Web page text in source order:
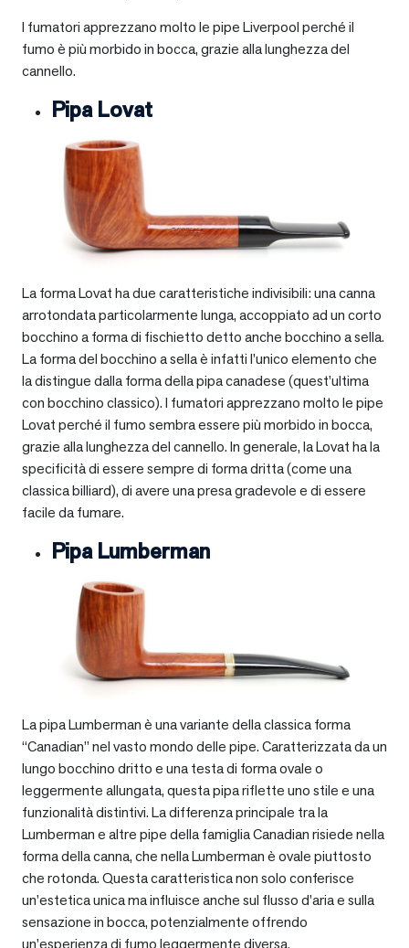
I fumatori apprezzano molto le pipe Liverpool perché il
fumo è più morbido in bocca, grazie alla lunghezza del
cannello.
Pipa Lovat
La forma Lovat ha due caratteristiche indivisibili: una canna
arrotondata particolarmente lunga, accoppiato ad un corto
bocchino a forma di fischietto detto anche bocchino a sella.
La forma del bocchino a sella è infatti l’unico elemento che
la distingue dalla forma della pipa canadese (quest’ultima
con bocchino classico). I fumatori apprezzano molto le pipe
Lovat perché il fumo sembra essere più morbido in bocca,
grazie alla lunghezza del cannello. In generale, la Lovat ha la
specificità di essere sempre di forma dritta (come una
classica billiard), di avere una presa gradevole e di essere
facile da fumare.
Pipa Lumberman
La pipa Lumberman è una variante della classica forma
“Canadian” nel vasto mondo delle pipe. Caratterizzata da un
lungo bocchino dritto e una testa di forma ovale o
leggermente allungata, questa pipa riflette uno stile e una
funzionalità distintivi. La differenza principale tra la
Lumberman e altre pipe della famiglia Canadian risiede nella
forma della canna, che nella Lumberman è ovale piuttosto
che rotonda. Questa caratteristica non solo conferisce
un’estetica unica ma influisce anche sul flusso d’aria e sulla
sensazione in bocca, potenzialmente offrendo
un’esperienza di fumo leggermente diversa.